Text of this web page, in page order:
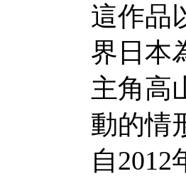
這作品
界日本
主角高
動的情
自2012